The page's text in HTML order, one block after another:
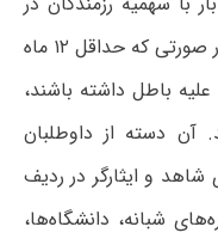
مقطع کارشناسی ارشد پذیرفته شدند در صورتی که حداقل ۱۲ ماه
باطل داشته باشند،
آن دسته از داوطلبان
شاهد و ایثارگر در ردیف
شبانه، دانشگاه‌ها،